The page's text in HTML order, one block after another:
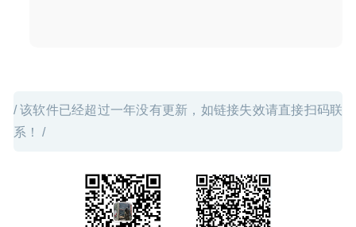
/ 该软件已经超过一年没有更新，如链接失效请直接扫码联
系！ /